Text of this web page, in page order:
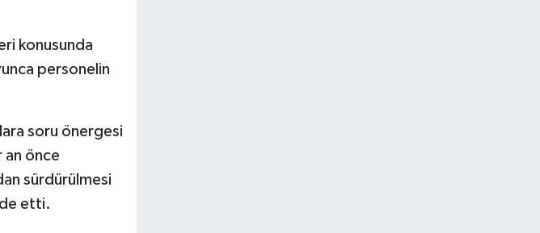
konusunda
personelin
soru önergesi
an önce
sürdürülmesi
etti.